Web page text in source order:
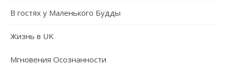
В гостях у Маленького Будды
Жизнь в UK
Мгновения Осознанности